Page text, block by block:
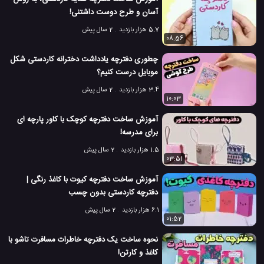
آسان و طرح دوست داشتنی!
5.7 هزار بازدید
2 سال پیش
08:56
چطوری دفترچه یادداشت دخترانه کاردستی شکل
موبایل درست کنیم؟
3.4 هزار بازدید
2 سال پیش
10:03
آموزش ساخت دفترچه کوچک با کاور پارچه ای
برای مدرسه!
1.5 هزار بازدید
2 سال پیش
03:51
آموزش ساخت دفترچه کیوت با کاغذ رنگی |
دفترچه کاردستی بدون چسب
6.1 هزار بازدید
2 سال پیش
01:52
نحوه ساخت یک دفترچه خاطرات مسافرت تاشو با
کاغذ و کارتن!